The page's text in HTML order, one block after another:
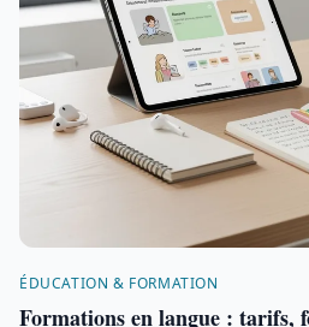
ÉDUCATION & FORMATION
Formations en langue : tarifs,